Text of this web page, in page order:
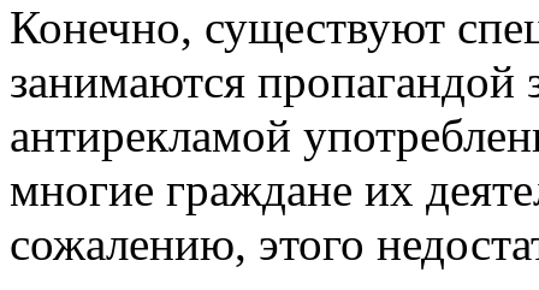
Конечно, существуют
занимаются пропагандой
антирекламой
многие граждане их
сожалению, этого